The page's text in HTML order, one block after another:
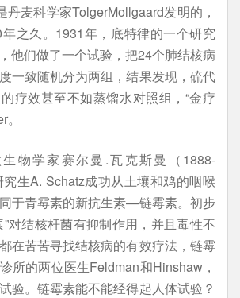
丹麦科学家TolgerMollgaard发明的，
之久。1931年，底特律的一个研究
他们做了一个试验，把24个肺结核病
一致随机分为两组，结果发现，硫代
疗效甚至不如蒸馏水对照组，“金疗
物学家赛尔曼.瓦克斯曼（1888-
生A. Schatz成功从土壤和鸡的咽喉
于青霉素的新抗生素—链霉素。初步
”对结核杆菌有抑制作用，并且毒性不
在苦苦寻找结核病的有效疗法，链霉
所的两位医生Feldman和Hinshaw，
验。链霉素能不能经得起人体试验？